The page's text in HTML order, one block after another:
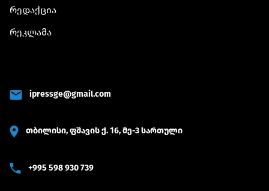
რედაქცია
რეკლამა
ipressge@gmail.com
თბილისი, ფშავის ქ. 16, მე-3 სართული
+995 598 930 739